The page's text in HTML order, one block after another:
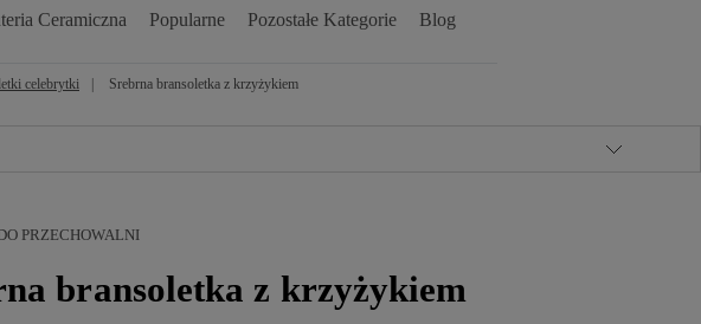
Ceramiczna Popularne Pozostałe Kategorie Blog
celebrytki Srebrna bransoletka z krzyżykiem
PRZECHOWALNI
bransoletka z krzyżykiem